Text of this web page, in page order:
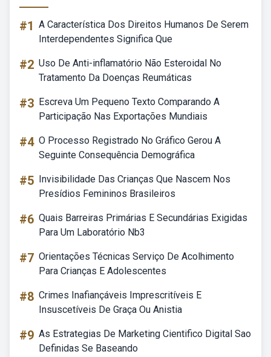
#1 A Característica Dos Direitos Humanos De Serem
Interdependentes Significa Que
#2 Uso De Anti-inflamatório Não Esteroidal No
Tratamento Da Doenças Reumáticas
#3 Escreva Um Pequeno Texto Comparando A
Participação Nas Exportações Mundiais
#4 O Processo Registrado No Gráfico Gerou A
Seguinte Consequência Demográfica
#5 Invisibilidade Das Crianças Que Nascem Nos
Presídios Femininos Brasileiros
#6 Quais Barreiras Primárias E Secundárias Exigidas
Para Um Laboratório Nb3
#7 Orientações Técnicas Serviço De Acolhimento
Para Crianças E Adolescentes
#8 Crimes Inafiançáveis Imprescritíveis E
Insuscetíveis De Graça Ou Anistia
#9 As Estrategias De Marketing Cientifico Digital Sao
Definidas Se Baseando